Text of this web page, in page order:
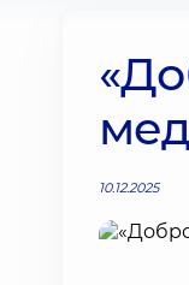
10.12.2025